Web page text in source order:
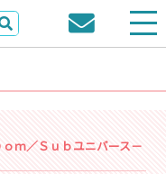
ｍ／Ｓｕｂユニバース－